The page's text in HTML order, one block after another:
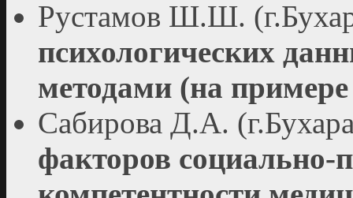
Рустамов Ш.Ш.
психологических
методами (на
Сабирова Д.А.
факторов социально-